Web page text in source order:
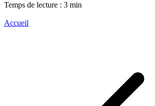
Temps de lecture : 3 min
Accueil